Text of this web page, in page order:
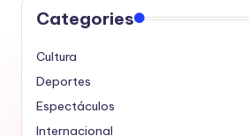
Categories
Cultura
Deportes
Espectáculos
Internacional